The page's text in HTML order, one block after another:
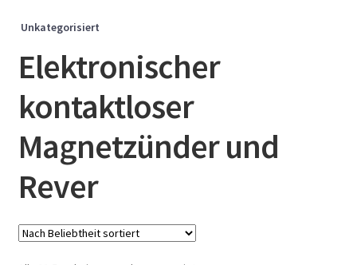
Unkategorisiert
Elektronischer
kontaktloser
Magnetzünder und
Rever